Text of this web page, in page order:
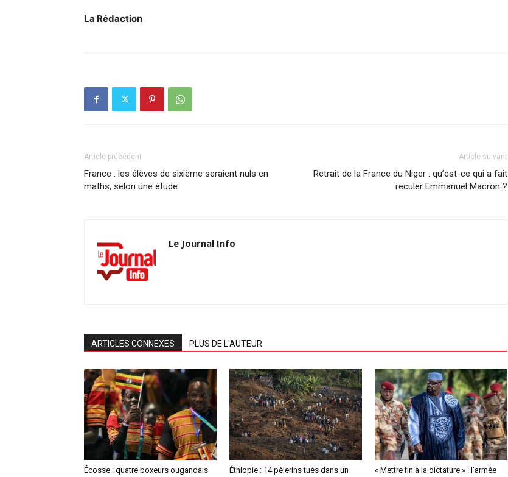
La Rédaction
Article précédent
France : les élèves de sixième seraient nuls en
maths, selon une étude
Article suivant
Retrait de la France du Niger : qu’est-ce qui a fait
reculer Emmanuel Macron ?
Le Journal Info
ARTICLES CONNEXES PLUS DE L'AUTEUR
Écosse : quatre boxeurs ougandais
Éthiopie : 14 pèlerins tués dans un
« Mettre fin à la dictature » : l’armée